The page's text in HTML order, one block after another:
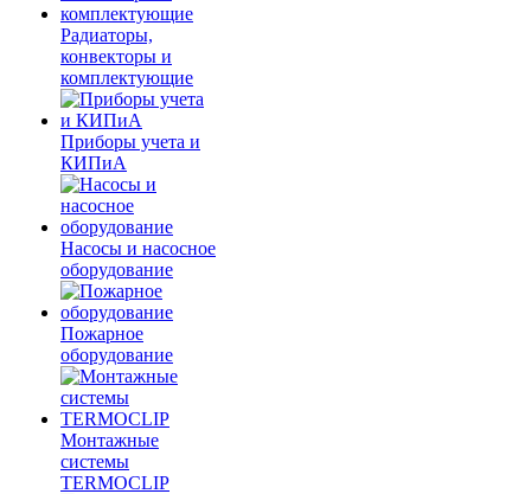
Радиаторы,
конвекторы и
комплектующие
Приборы учета и
КИПиА
Насосы и насосное
оборудование
Пожарное
оборудование
Монтажные
системы
TERMOCLIP